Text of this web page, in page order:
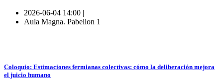
2026-06-04 14:00 |
Aula Magna. Pabellon 1
Coloquio: Estimaciones fermianas colectivas: cómo la deliberación mejora
el juicio humano